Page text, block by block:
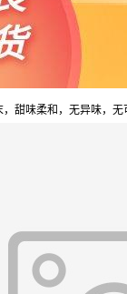
甜味柔和，无异味，